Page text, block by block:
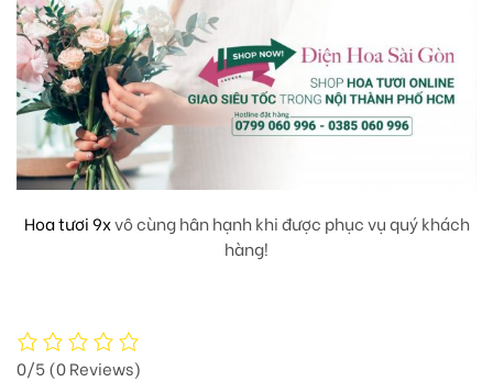
Hoa tươi 9xvô cùng hân hạnh khi được phục vụ quý khách
hàng!
0/5(0 Reviews)